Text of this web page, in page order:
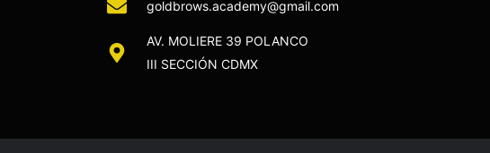
goldbrows.academy@gmail.com
AV. MOLIERE 39 POLANCO
III SECCIÓN CDMX